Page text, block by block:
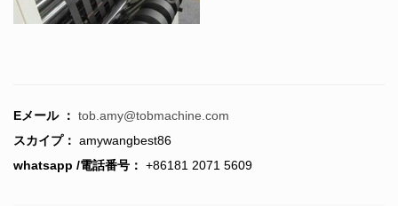
Eメール ： tob.amy@tobmachine.com
スカイプ： amywangbest86
whatsapp /電話番号： +86181 2071 5609